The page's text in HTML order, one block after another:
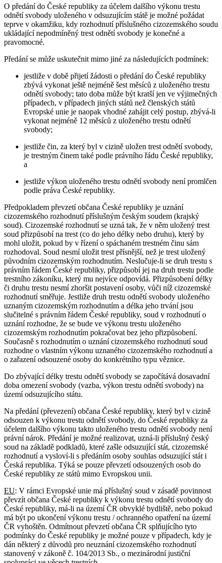
O předání do České republiky za účelem dalšího výkonu trestu
odnětí svobody uloženého v odsuzujícím státě je možné požádat
teprve v okamžiku, kdy rozhodnutí příslušného cizozemského soudu
ukládající nepodmíněný trest odnětí svobody je konečné a
pravomocné.
Předání se může uskutečnit mimo jiné za následujících podmínek:
jestliže v době přijetí žádosti o předání do České republiky
zbývá vykonat ještě nejméně šest měsíců z uloženého trestu
odnětí svobody; tato doba může být kratší jen ve výjimečných
případech, v případech jiných států než členských států
Evropské unie je naopak vhodné zahájit celý postup, zbývá-li
vykonat nejméně 12 měsíců z uloženého trestu odnětí
svobody;
jestliže čin, za který byl v cizině uložen trest odnětí svobody,
je trestným činem také podle právního řádu České republiky,
a
jestliže výkon uloženého trestu odnětí svobody není promlčen
podle práva České republiky.
Předpokladem převzetí občana České republiky je uznání
cizozemského rozhodnutí příslušným českým soudem (krajský
soud). Cizozemské rozhodnutí se uzná tak, že v něm uložený trest
soud přizpůsobí na trest (co do jeho délky nebo druhu), který by
mohl uložit, pokud by v řízení o spáchaném trestném činu sám
rozhodoval. Soud nesmí uložit trest přísnější, než je trest uložený
původním cizozemským rozhodnutím. Neslučuje-li se druh trestu s
právním řádem České republiky, přizpůsobí jej na druh trestu podle
trestního zákoníku, který mu nejvíce odpovídá. Přizpůsobení délky
či druhu trestu nesmí zhoršit postavení osoby, vůči níž cizozemské
rozhodnutí směřuje. Jestliže druh trestu odnětí svobody uloženého
uznaným cizozemským rozhodnutím a délka jeho trvání jsou
slučitelné s právním řádem České republiky, soud v rozhodnutí o
uznání rozhodne, že se bude ve výkonu trestu uloženého
cizozemským rozhodnutím pokračovat bez jeho přizpůsobení.
Současně s rozhodnutím o uznání cizozemského rozhodnutí soud
rozhodne o vlastním výkonu uznaného cizozemského rozhodnutí a
o zařazení odsouzené osoby do konkrétního typu věznice.
Do zbývající délky trestu odnětí svobody se započítává dosavadní
doba omezení svobody (vazba, výkon trestu odnětí svobody) na
území odsuzujícího státu.
Na předání (převezení) občana České republiky, který byl v cizině
odsouzen k výkonu trestu odnětí svobody, do České republiky za
účelem dalšího výkonu takto uloženého trestu odnětí svobody není
právní nárok. Předání je možné realizovat, uzná-li příslušný český
soud na základě podkladů, které zašle odsuzující stát, cizozemské
rozhodnutí a vysloví-li s předáním osoby souhlas odsuzující stát i
Česká republika. Týká se pouze převzetí odsouzených osob do
České republiky ze států mimo Evropskou unii.
EU: V rámci Evropské unie má příslušný soud v zásadě povinnost
převzít občana České republiky k výkonu trestu odnětí svobody do
České republiky, má-li na území ČR obvyklé bydliště, nebo pokud
má být po ukončení výkonu trestu / ochranného opatření na území
ČR vyhoštěn. Odmítnout převzetí občana ČR splňujícího tyto
podmínky do České republiky je možné pouze v případech, kdy je
dán některý z důvodů pro neuznání cizozemského rozhodnutí
stanovený v zákoně č. 104/2013 Sb., o mezinárodní justiční